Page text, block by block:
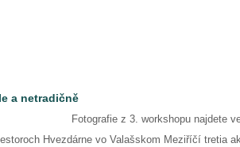
a netradičně
Fotografie z 3. workshopu najdete
Hvezdárne vo Valašskom Meziříčí tretia